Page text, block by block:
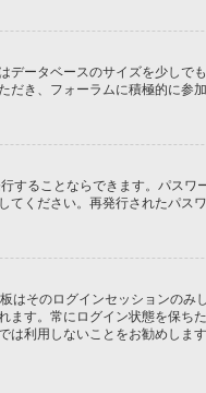
ータベースのサイズを少し
き、フォーラムに積極的に参
することならできます。パスワ
ください。再発行されたパス
そのログインセッションの
す。常にログイン状態を保ち
利用しないことをお勧めし